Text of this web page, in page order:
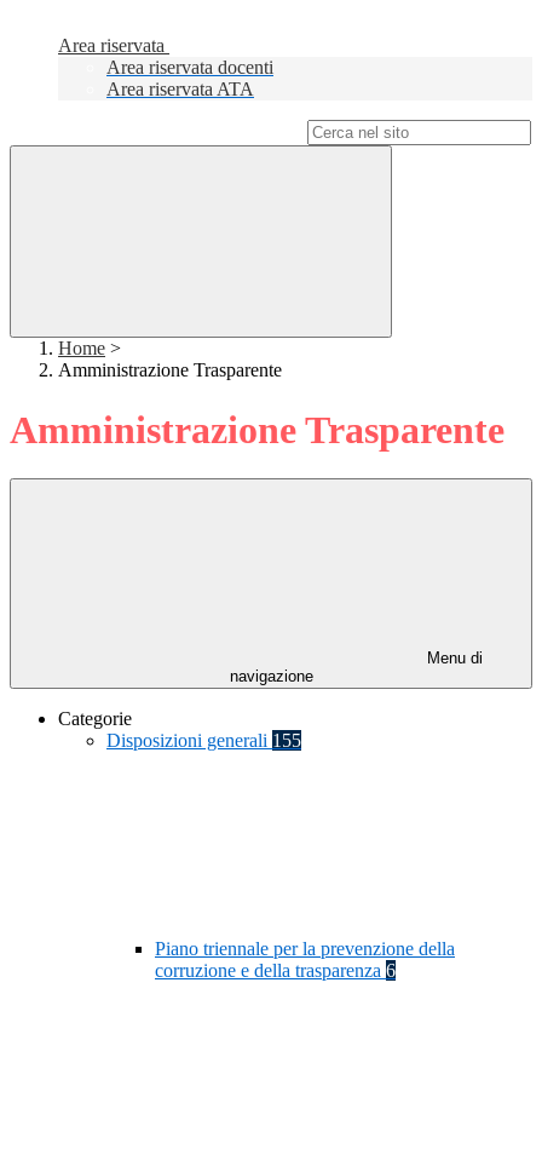
Area riservata
Area riservata docenti
Area riservata ATA
Home >
Amministrazione Trasparente
Amministrazione Trasparente
Menu di
navigazione
Categorie
Disposizioni generali 155
Piano triennale per la prevenzione della
corruzione e della trasparenza 6